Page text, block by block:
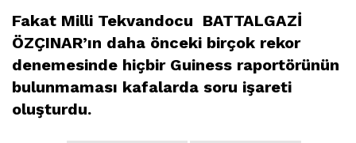
Fakat Milli Tekvandocu BATTALGAZİ
ÖZÇINAR’ın daha önceki birçok rekor
denemesinde hiçbir Guiness raportörünün
bulunmaması kafalarda soru işareti
oluşturdu.